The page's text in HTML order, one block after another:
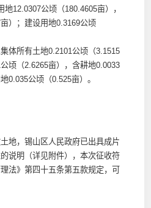
地12.0307公顷（180.4605亩），
）；建设用地0.3169公顷
体所有土地0.2101公顷（3.1515
顷（2.6265亩），含耕地0.0033
0.035公顷（0.525亩）。
地，锡山区人民政府已出具成片
说明（详见附件），本次征收符
法》第四十五条第五款规定，可